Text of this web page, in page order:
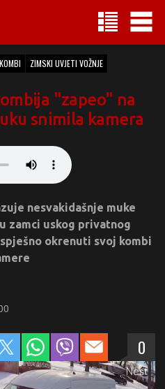
KOMBI ZIMSKI UVJETI VOŽNJE
"zapeo" na
snimila kamera
nesvakidašnje muke
zamci uskog privatnog
okrenuti svoj kombi
0